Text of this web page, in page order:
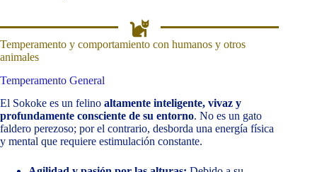
Temperamento y comportamiento con humanos y otros
animales
Temperamento General
El Sokoke es un felino altamente inteligente, vivaz y
profundamente consciente de su entorno. No es un gato
faldero perezoso; por el contrario, desborda una energía física
y mental que requiere estimulación constante.